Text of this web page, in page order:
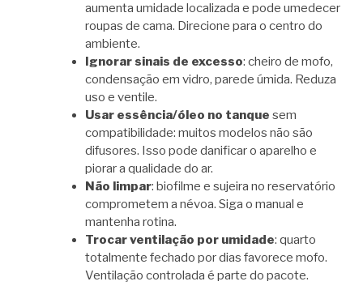
aumenta umidade localizada e pode umedecer
roupas de cama. Direcione para o centro do
ambiente.
Ignorar sinais de excesso: cheiro de mofo,
condensação em vidro, parede úmida. Reduza
uso e ventile.
Usar essência/óleo no tanque sem
compatibilidade: muitos modelos não são
difusores. Isso pode danificar o aparelho e
piorar a qualidade do ar.
Não limpar: biofilme e sujeira no reservatório
comprometem a névoa. Siga o manual e
mantenha rotina.
Trocar ventilação por umidade: quarto
totalmente fechado por dias favorece mofo.
Ventilação controlada é parte do pacote.